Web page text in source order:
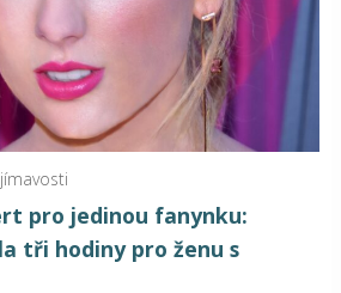
pro jedinou fanynku:
tři hodiny pro ženu s